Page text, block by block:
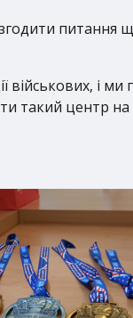
питання
військових, і ми
такий центр на